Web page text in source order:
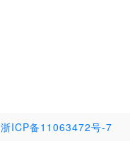
浙ICP备11063472号-7